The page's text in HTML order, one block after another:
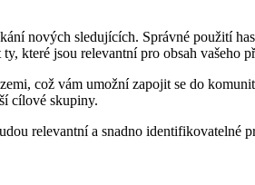
nových sledujících. Správné použití
které jsou relevantní pro obsah vašeho
což vám umožní zapojit se do
cílové skupiny.
relevantní a snadno identifikovatelné